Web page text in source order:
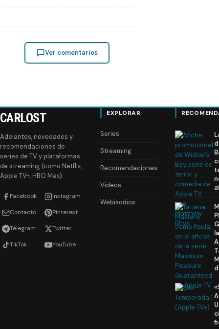
Ver comentarios
CARLOST
Adelantos, novedades y
recomendaciones de
series de TV y plataformas
de streaming (como Netflix,
Apple TV+, HBO Max).
Facebook Instagram
Contacto Pinterest
Telegram Twitter
TikTok YouTube
EXPLORAR
Series
Streaming
Recomendaciones
Videos
Webisodios